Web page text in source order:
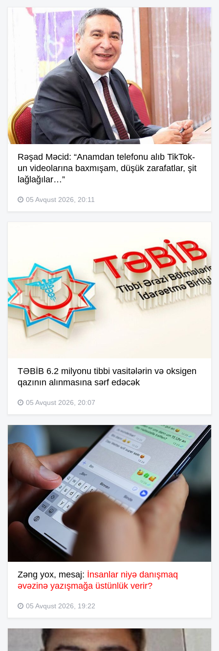
Rəşad Məcid: “Anamdan telefonu alıb TikTok-
un videolarına baxmışam, düşük zarafatlar, şit
lağlağılar…”
05 Avqust 2026, 20:11
TƏBİB 6.2 milyonu tibbi vasitələrin və oksigen
qazının alınmasına sərf edəcək
05 Avqust 2026, 20:07
Zəng yox, mesaj: İnsanlar niyə danışmaq
əvəzinə yazışmağa üstünlük verir?
05 Avqust 2026, 19:22